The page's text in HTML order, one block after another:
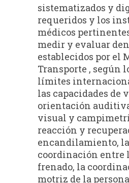
sistematizados y
requeridos y los
médicos
medir y evaluar
establecidos por el
Transporte , según
límites
las capacidades de
orientación
visual y
reacción y
encandilamiento,
coordinación entre
frenado, la
motriz de la